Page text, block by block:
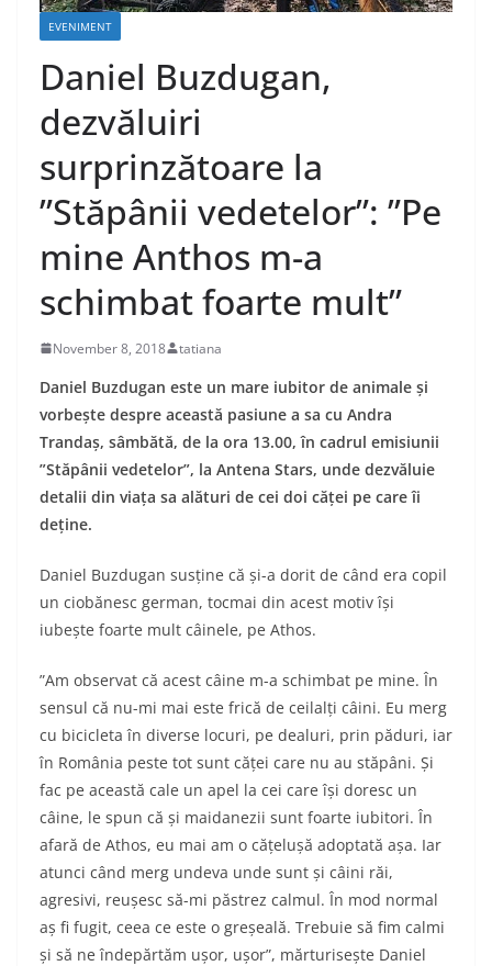
EVENIMENT
Daniel Buzdugan,
dezvăluiri
surprinzătoare la
”Stăpânii vedetelor”: ”Pe
mine Anthos m-a
schimbat foarte mult”
November 8, 2018 tatiana
Daniel Buzdugan este un mare iubitor de animale și
vorbește despre această pasiune a sa cu Andra
Trandaș, sâmbătă, de la ora 13.00, în cadrul emisiunii
”Stăpânii vedetelor”, la Antena Stars, unde dezvăluie
detalii din viața sa alături de cei doi căței pe care îi
deține.
Daniel Buzdugan susține că și-a dorit de când era copil
un ciobănesc german, tocmai din acest motiv își
iubește foarte mult câinele, pe Athos.
”Am observat că acest câine m-a schimbat pe mine. În
sensul că nu-mi mai este frică de ceilalți câini. Eu merg
cu bicicleta în diverse locuri, pe dealuri, prin păduri, iar
în România peste tot sunt căței care nu au stăpâni. Și
fac pe această cale un apel la cei care își doresc un
câine, le spun că și maidanezii sunt foarte iubitori. În
afară de Athos, eu mai am o cățelușă adoptată așa. Iar
atunci când merg undeva unde sunt și câini răi,
agresivi, reușesc să-mi păstrez calmul. În mod normal
aș fi fugit, ceea ce este o greșeală. Trebuie să fim calmi
și să ne îndepărtăm ușor, ușor”, mărturisește Daniel